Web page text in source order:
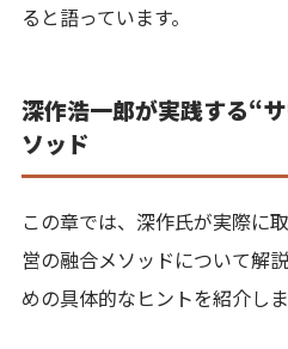
ると語っています。
深作浩一郎が実践する“
ソッド
この章では、深作氏が実際に
営の融合メソッドについて解
めの具体的なヒントを紹介しま